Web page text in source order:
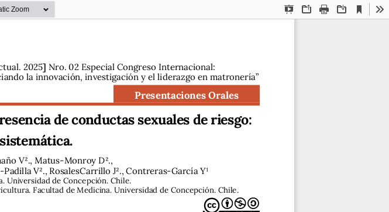
Presentation
OpenPrint Download
Current
View
Presentaciones Orales
2025] Nro. 02 Especial Congreso Internacional:
la innovación, investigación y el liderazgo en matronería”
de conductas sexuales de riesgo:
V2., Matus-Monroy D2.,
V2., RosalesCarrillo J2., Contreras-García Y1
Universidad de Concepción. Chile.
Facultad de Medicina. Universidad de Concepción. Chile.